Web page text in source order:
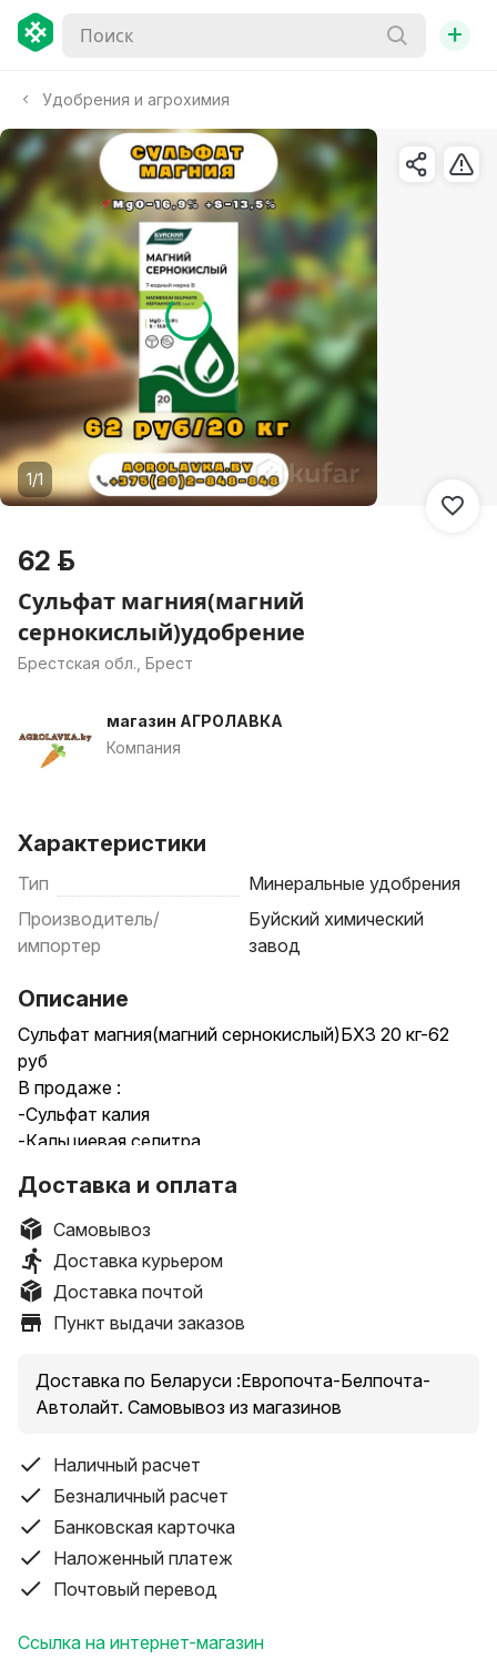
+
Удобрения и агрохимия
1/1
62 р.
Сульфат магния(магний
сернокислый)удобрение
Брестская обл., Брест
магазин АГРОЛАВКА
Компания
Характеристики
Тип
Минеральные удобрения
Производитель/
импортер
Буйский химический
завод
Описание
Сульфат магния(магний сернокислый)БХЗ 20 кг-62
руб
В продаже :
-Сульфат калия
-Кальциевая селитра
-Сера
-Аммиачная селитра
-Сульфат аммония
ВЕСЬ АССОРТИМЕНТ НА НАШЕМ САЙТЕ
AGROLAVKA.BY
%СКИДКИ% на постоянной основе
-ПОСТОЯННЫМ КЛИЕНТАМ
-ОПТОВЫМ ПОКУПАТЕЛЯМ
МАГАЗИН:-г. Брест,ул.Московская,118
-г.Дрогичин, ул Мелиоративная,61
-г.Иваново, ул.Карла Маркса,26
Доставка и оплата
Самовывоз
Доставка курьером
Доставка почтой
Пункт выдачи заказов
Доставка по Беларуси :Европочта-Белпочта-
Автолайт. Самовывоз из магазинов
Наличный расчет
Безналичный расчет
Банковская карточка
Наложенный платеж
Почтовый перевод
Ссылка на интернет-магазин